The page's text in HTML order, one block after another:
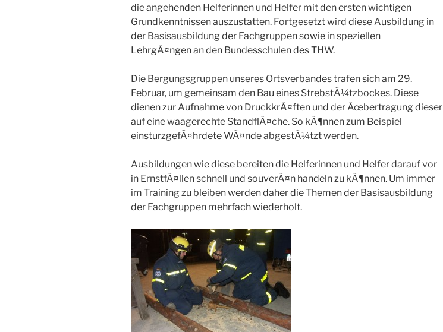
die angehenden Helferinnen und Helfer mit den ersten wichtigen
Grundkenntnissen auszustatten. Fortgesetzt wird diese Ausbildung in
der Basisausbildung der Fachgruppen sowie in speziellen
LehrgÃ¤ngen an den Bundesschulen des THW.
Die Bergungsgruppen unseres Ortsverbandes trafen sich am 29.
Februar, um gemeinsam den Bau eines StrebstÃ¼tzbockes. Diese
dienen zur Aufnahme von DruckkrÃ¤ften und der Ãœbertragung dieser
auf eine waagerechte StandflÃ¤che. So kÃ¶nnen zum Beispiel
einsturzgefÃ¤hrdete WÃ¤nde abgestÃ¼tzt werden.
Ausbildungen wie diese bereiten die Helferinnen und Helfer darauf vor
in ErnstfÃ¤llen schnell und souverÃ¤n handeln zu kÃ¶nnen. Um immer
im Training zu bleiben werden daher die Themen der Basisausbildung
der Fachgruppen mehrfach wiederholt.